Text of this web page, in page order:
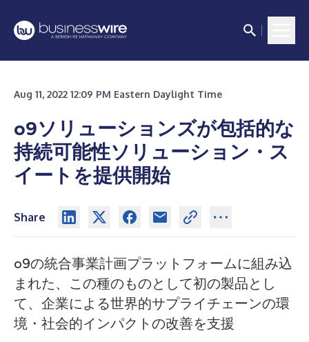
Aug 11, 2022 12:09 PM Eastern Daylight Time
o9ソリューションズが包括的な
持続可能性ソリューション・ス
イートを提供開始
Share
o9の統合事業計画プラットフォームに組み込
まれた、この種のものとして初の製品とし
て、企業による世界的サプライチェーンの環
境・社会的インパクトの改善を支援